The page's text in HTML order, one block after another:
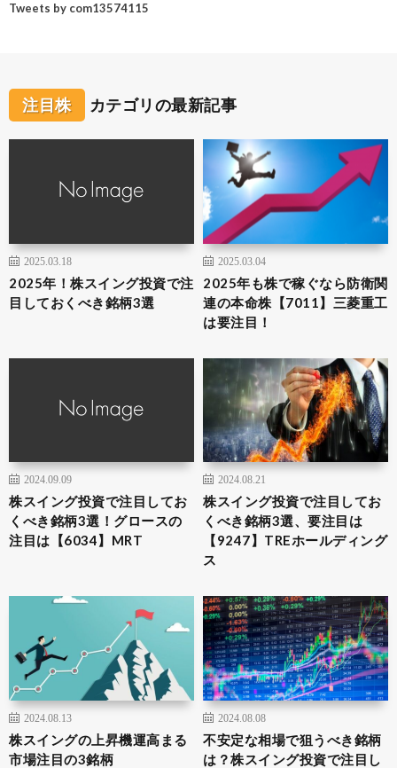
Tweets by com13574115
注目株 カテゴリの最新記事
2025.03.18
2025年！株スイング投資で注
目しておくべき銘柄3選
2025.03.04
2025年も株で稼ぐなら防衛関
連の本命株【7011】三菱重工
は要注目！
2024.09.09
株スイング投資で注目してお
くべき銘柄3選！グロースの
注目は【6034】MRT
2024.08.21
株スイング投資で注目してお
くべき銘柄3選、要注目は
【9247】TREホールディング
ス
2024.08.13
株スイングの上昇機運高まる
市場注目の3銘柄
2024.08.08
不安定な相場で狙うべき銘柄
は？株スイング投資で注目し